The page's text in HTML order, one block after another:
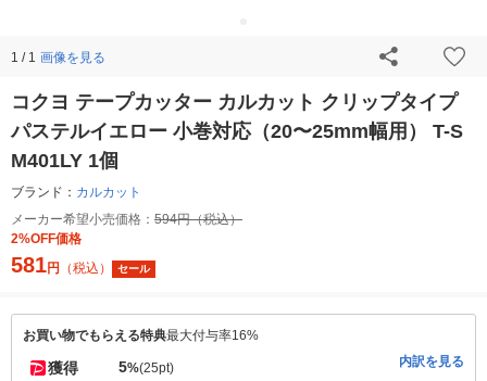
1 / 1 画像を見る
コクヨ テープカッター カルカット クリップタイプ
パステルイエロー 小巻対応（20〜25mm幅用） T-S
M401LY 1個
ブランド： カルカット
メーカー希望小売価格： 594円（税込）
2%OFF価格
581円 （税込） セール
お買い物でもらえる特典最大付与率16%
獲得 5%(25pt) 内訳を見る